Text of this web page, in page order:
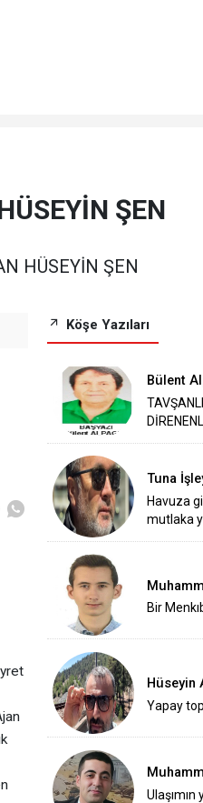
ŞEN
HÜSEYİN ŞEN
Köşe Yazıları
Bülent
Tuna
Havuza
mutlaka
Bir
Hüseyin
Yapay
Ulaşımın